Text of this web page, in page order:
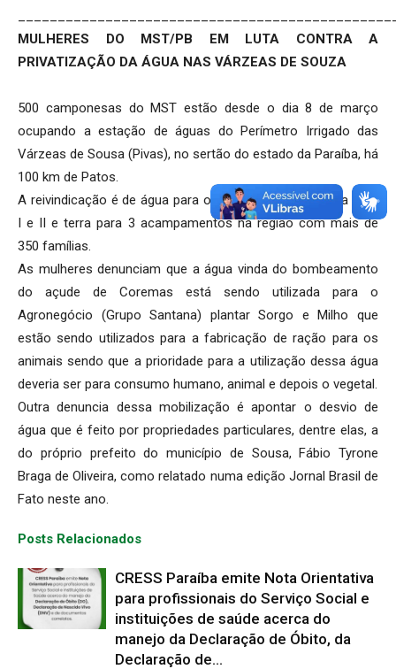
MULHERES DO MST/PB EM LUTA CONTRA A
PRIVATIZAÇÃO DA ÁGUA NAS VÁRZEAS DE SOUZA
500 camponesas do MST estão desde o dia 8 de março
ocupando a estação de águas do Perímetro Irrigado das
Várzeas de Sousa (Pivas), no sertão do estado da Paraíba, há
100 km de Patos.
A reivindicação é de água para os assentamentos Nova Vida
I e II e terra para 3 acampamentos na região com mais de
350 famílias.
As mulheres denunciam que a água vinda do bombeamento
do açude de Coremas está sendo utilizada para o
Agronegócio (Grupo Santana) plantar Sorgo e Milho que
estão sendo utilizados para a fabricação de ração para os
animais sendo que a prioridade para a utilização dessa água
deveria ser para consumo humano, animal e depois o vegetal.
Outra denuncia dessa mobilização é apontar o desvio de
água que é feito por propriedades particulares, dentre elas, a
do próprio prefeito do município de Sousa, Fábio Tyrone
Braga de Oliveira, como relatado numa edição Jornal Brasil de
Fato neste ano.
Posts Relacionados
CRESS Paraíba emite Nota Orientativa
para profissionais do Serviço Social e
instituições de saúde acerca do
manejo da Declaração de Óbito, da
Declaração de...